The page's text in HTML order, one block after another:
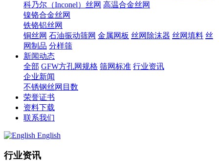
科乃尔（Inconel）丝网 高温合金丝网
镍铬合金丝网
铁铬铝丝网
铜丝网 石油振动筛网 金属网板 丝网除沫器 丝网填料 丝
网制品 分样筛
新闻动态
全部 GFW方孔网规格 筛网标准 行业资讯
企业新闻
不锈钢丝网目数
荣誉证书
资料下载
联系我们
English
行业资讯